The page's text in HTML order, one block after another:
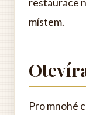
místem.
Pro mnohé